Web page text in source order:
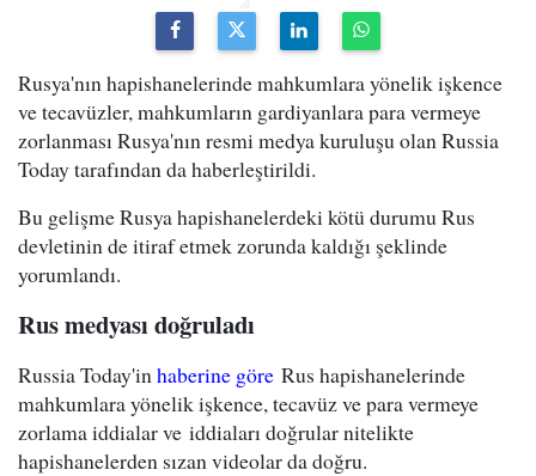
Rusya'nın hapishanelerinde mahkumlara yönelik işkence
ve tecavüzler, mahkumların gardiyanlara para vermeye
zorlanması Rusya'nın resmi medya kuruluşu olan Russia
Today tarafından da haberleştirildi.
Bu gelişme Rusya hapishanelerdeki kötü durumu Rus
devletinin de itiraf etmek zorunda kaldığı şeklinde
yorumlandı.
Rus medyası doğruladı
Russia Today'inhaberine göre Rus hapishanelerinde
mahkumlara yönelik işkence, tecavüz ve para vermeye
zorlama iddialar ve iddiaları doğrular nitelikte
hapishanelerden sızan videolar da doğru.